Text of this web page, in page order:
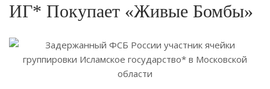
ИГ* Покупает «живые Бомбы»